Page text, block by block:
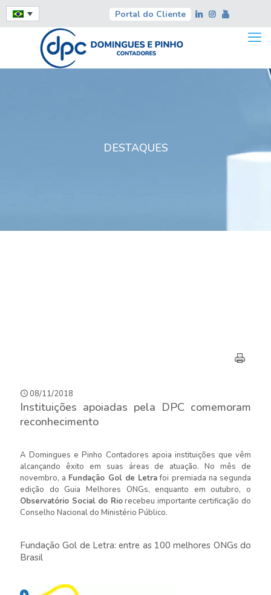
Portal do Cliente
DESTAQUES
08/11/2018
Instituições apoiadas pela DPC comemoram
reconhecimento
A Domingues e Pinho Contadores apoia instituições que vêm
alcançando êxito em suas áreas de atuação. No mês de
novembro, a Fundação Gol de Letrafoi premiada na segunda
edição do Guia Melhores ONGs, enquanto em outubro, o
Observatório Social do Riorecebeu importante certificação do
Conselho Nacional do Ministério Público.
Fundação Gol de Letra: entre as 100 melhores ONGs do
Brasil